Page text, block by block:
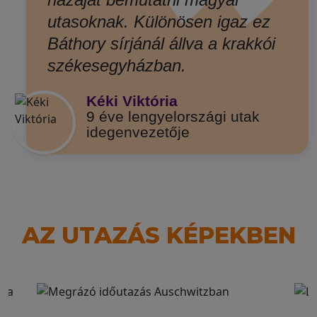
utasoknak. Különösen igaz ez
Báthory sírjánál állva a krakkói
székesegyházban.
Kéki Viktória
9 éve lengyelországi utak
idegenvezetője
AZ UTAZÁS KÉPEKBEN